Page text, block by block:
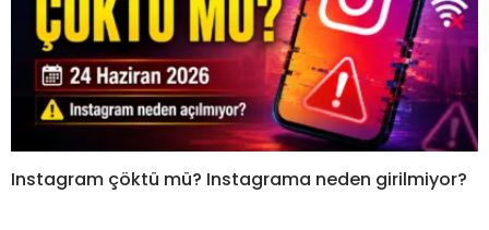
Instagram çöktü mü? Instagrama neden girilmiyor?